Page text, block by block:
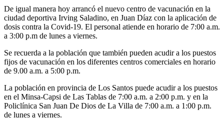
De igual manera hoy arrancó el nuevo centro de vacunación en la
ciudad deportiva Irving Saladino, en Juan Díaz con la aplicación de
dosis contra la Covid-19. El personal atiende en horario de 7:00 a.m.
a 3:00 p.m de lunes a viernes.
Se recuerda a la población que también pueden acudir a los puestos
fijos de vacunación en los diferentes centros comerciales en horario
de 9.00 a.m. a 5:00 p.m.
La población en provincia de Los Santos puede acudir a los puestos
en el Minsa-Capsi de Las Tablas de 7:00 a.m. a 2:00 p.m. y en la
Policlínica San Juan De Dios de La Villa de 7:00 a.m. a 1:00 p.m.
de lunes a viernes.